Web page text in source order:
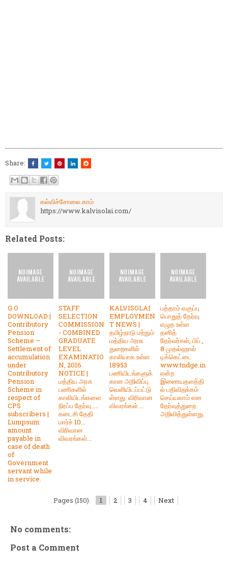
Share:
கல்விச்சோலை.காம்
https://www.kalvisolai.com/
Related Posts:
G.O
DOWNLOAD |
Contributory
Pension
Scheme –
Settlement of
accumulation
under
Contributory
Pension
Scheme in
respect of
CPS
subscribers |
Lumpsum
amount
payable in
case of death
of
Government
servant while
in service.
STAFF
SELECTION
COMMISSION
- COMBINED
GRADUATE
LEVEL
EXAMINATIO
N, 2016
NOTICE |
மத்திய அரசு
பணிகளில்
காலியிடங்களை
நிரப்ப தேர்வு.....
கடைசி தேதி
மார்ச் 10...
விரிவான
விவரங்கள்...
KALVISOLAI
EMPLOYMEN
T NEWS |
தமிழ்நாடு மற்றும்
மத்திய அரசு
துறைகளில்
காலியாக உள்ள
18953
பணியிடங்களுக்
கான அறிவிப்பு
வெளியிடப்பட்டு
ள்ளது. விரிவான
விவரங்கள் ...
பத்தாம் வகுப்பு
பொதுத் தேர்வு
எழுத உள்ள
தனித்
தேர்வர்கள், பிப்.,
8 முதல்ஹால்
டிக்கெட்டை
www.tndge.in
என்ற
இணையதளத்தி
ல் பதிவிறக்கம்
செய்யலாம் என
தேர்வுத்துறை
அறிவித்துள்ளது.
Pages (150) 1 2 3 4 Next
No comments:
Post a Comment